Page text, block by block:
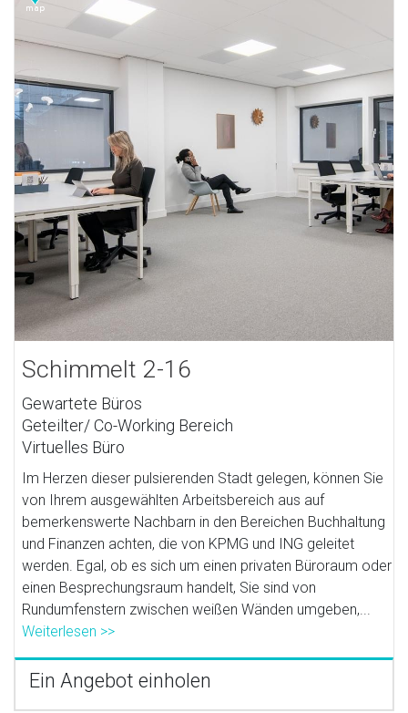
Schimmelt 2-16
Gewartete Büros
Geteilter/ Co-Working Bereich
Virtuelles Büro
Im Herzen dieser pulsierenden Stadt gelegen, können Sie
von Ihrem ausgewählten Arbeitsbereich aus auf
bemerkenswerte Nachbarn in den Bereichen Buchhaltung
und Finanzen achten, die von KPMG und ING geleitet
werden. Egal, ob es sich um einen privaten Büroraum oder
einen Besprechungsraum handelt, Sie sind von
Rundumfenstern zwischen weißen Wänden umgeben,...
Weiterlesen >>
Ein Angebot einholen